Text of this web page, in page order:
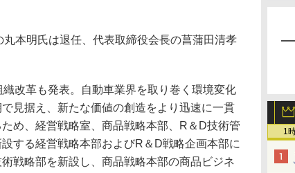
1
本明氏は退任、代表取締役会長の菖蒲田清孝
改革も発表。自動車業界を取り巻く環境変化
見据え、新たな価値の創造をより迅速に一貫
め、経営戦略室、商品戦略本部、R＆D技術管
する経営戦略本部およびR＆D戦略企画本部に
戦略部を新設し、商品戦略本部の商品ビジネ